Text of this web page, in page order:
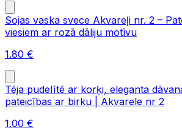
Sojas vaska svece Akvareļi nr. 2 –
viesiem ar rozā dāliju motīvu
1.80 €
Tēja pudelītē ar korķi, eleganta
pateicības ar birku | Akvarele nr 2
1.00 €